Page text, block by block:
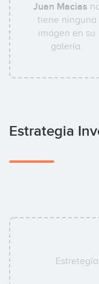
Juan Macias
tiene ninguna
imágen en su
galería.
Estrategia